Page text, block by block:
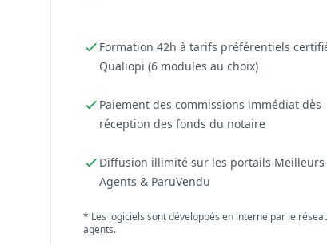
Formation 42h à tarifs préférentiels
Qualiopi (6 modules au choix)
Paiement des commissions immédiat dès
réception des fonds du notaire
Diffusion illimité sur les portails Meilleurs
Agents & ParuVendu
* Les logiciels sont développés en interne par le
agents.